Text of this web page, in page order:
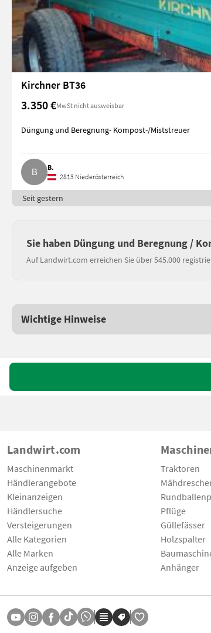
Kirchner BT36
3.350 €MwSt nicht ausweisbar
Düngung und Beregnung- Kompost-/Miststreuer
B.
2813 Niederösterreich
Seit gestern
Sie haben Düngung und Beregnung /
Auf Landwirt.com erreichen Sie über 545.000
Wichtige Hinweise
Landwirt.com
Maschinenmarkt
Händlerangebote
Kleinanzeigen
Händlersuche
Versteigerungen
Alle Kategorien
Alle Marken
Anzeige aufgeben
Traktoren
Pflüge
Güllefässer
Holzspalter
Anhänger